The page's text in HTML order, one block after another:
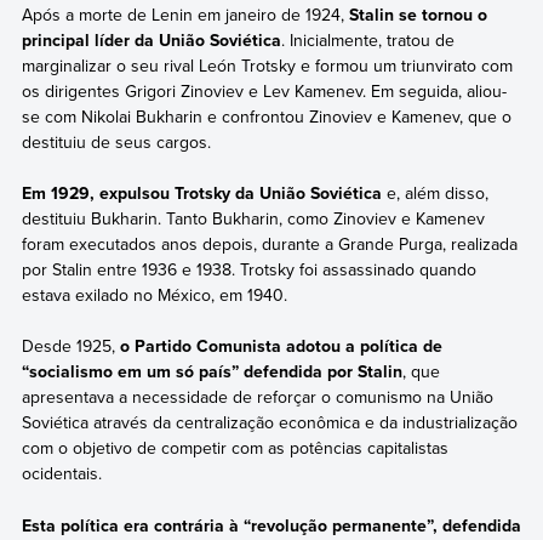
Após a morte de Lenin em janeiro de 1924,Stalin se tornou o
principal líder da União Soviética. Inicialmente, tratou de
marginalizar o seu rival León Trotsky e formou um triunvirato com
os dirigentes Grigori Zinoviev e Lev Kamenev. Em seguida, aliou-
se com Nikolai Bukharin e confrontou Zinoviev e Kamenev, que o
destituiu de seus cargos.
Em 1929, expulsou Trotsky da União Soviética e, além disso,
destituiu Bukharin. Tanto Bukharin, como Zinoviev e Kamenev
foram executados anos depois, durante a Grande Purga, realizada
por Stalin entre 1936 e 1938. Trotsky foi assassinado quando
estava exilado no México, em 1940.
Desde 1925,o Partido Comunista adotou a política de
“socialismo em um só país” defendida por Stalin, que
apresentava a necessidade de reforçar o comunismo na União
Soviética através da centralização econômica e da industrialização
com o objetivo de competir com as potências capitalistas
ocidentais.
Esta política era contrária à “revolução permanente”, defendida